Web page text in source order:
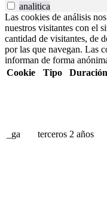
analitica
Las cookies de análisis
nuestros visitantes con el
cantidad de visitantes, de
por las que navegan. Las
informan de forma
Cookie
Tipo Duración
_ga terceros 2 años